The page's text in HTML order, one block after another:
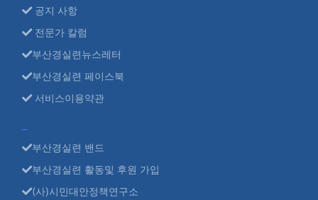
공지 사항
전문가 칼럼
부산경실련뉴스레터
부산경실련 페이스북
서비스이용약관
부산경실련 밴드
부산경실련 활동및 후원 가입
(사)시민대안정책연구소